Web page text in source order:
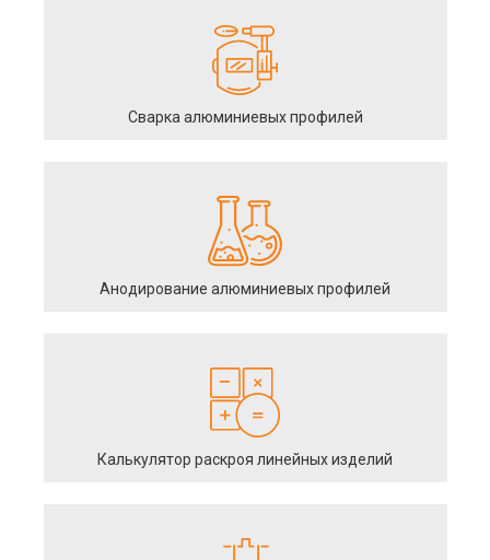
Сварка алюминиевых профилей
Анодирование алюминиевых профилей
Калькулятор раскроя линейных изделий